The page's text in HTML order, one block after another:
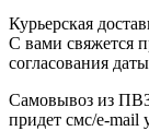
Курьерская
С вами свяжется
согласования
Самовывоз из
придет смс/e-mail